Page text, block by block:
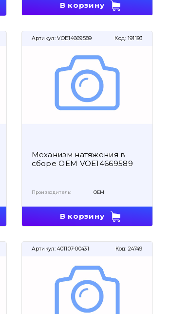
В корзину
Артикул: VOE14669589 Код: 191193
Механизм натяжения в
сборе OEM VOE14669589
Производитель: OEM
В корзину
Артикул: 401107-00431 Код: 24749